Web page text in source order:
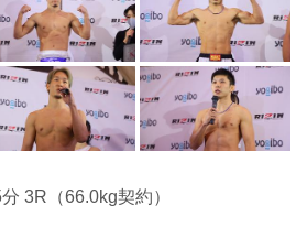
3R（66.0kg契約）